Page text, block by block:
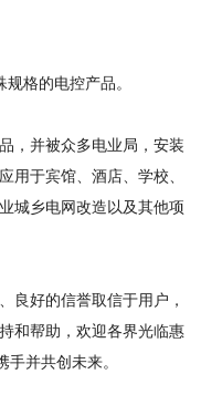
格的电控产品。
，并被众多电业局，安装
用于宾馆、酒店、学校、
城乡电网改造以及其他项
良好的信誉取信于用户，
和帮助，欢迎各界光临惠
手并共创未来。